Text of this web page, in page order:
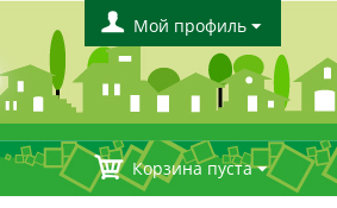
Мой профиль
Корзина пуста